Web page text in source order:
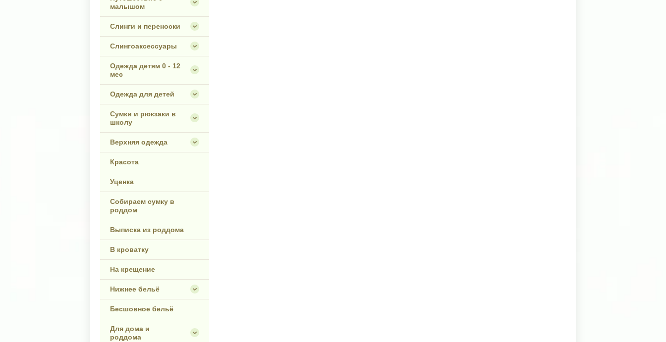
малышом
Слинги и переноски
Слингоаксессуары
Одежда детям 0 - 12
мес
Одежда для детей
Сумки и рюкзаки в
школу
Верхняя одежда
Красота
Уценка
Собираем сумку в
роддом
Выписка из роддома
В кроватку
На крещение
Нижнее бельё
Бесшовное бельё
Для дома и
роддома